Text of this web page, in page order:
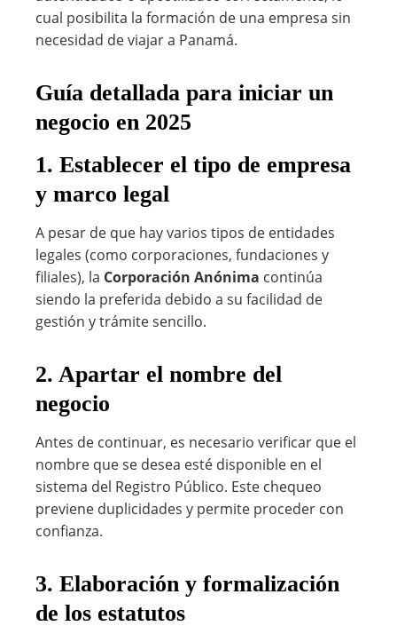
cual posibilita la formación de una empresa sin
necesidad de viajar a Panamá.
Guía detallada para iniciar un
negocio en 2025
1. Establecer el tipo de empresa
y marco legal
A pesar de que hay varios tipos de entidades
legales (como corporaciones, fundaciones y
filiales), la Corporación Anónima continúa
siendo la preferida debido a su facilidad de
gestión y trámite sencillo.
2. Apartar el nombre del
negocio
Antes de continuar, es necesario verificar que el
nombre que se desea esté disponible en el
sistema del Registro Público. Este chequeo
previene duplicidades y permite proceder con
confianza.
3. Elaboración y formalización
de los estatutos